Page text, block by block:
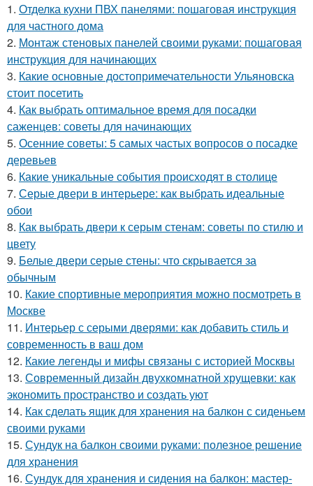
1. Отделка кухни ПВХ панелями: пошаговая инструкция
для частного дома
2. Монтаж стеновых панелей своими руками: пошаговая
инструкция для начинающих
3. Какие основные достопримечательности Ульяновска
стоит посетить
4. Как выбрать оптимальное время для посадки
саженцев: советы для начинающих
5. Осенние советы: 5 самых частых вопросов о посадке
деревьев
6. Какие уникальные события происходят в столице
7. Серые двери в интерьере: как выбрать идеальные
обои
8. Как выбрать двери к серым стенам: советы по стилю и
цвету
9. Белые двери серые стены: что скрывается за
обычным
10. Какие спортивные мероприятия можно посмотреть в
Москве
11. Интерьер с серыми дверями: как добавить стиль и
современность в ваш дом
12. Какие легенды и мифы связаны с историей Москвы
13. Современный дизайн двухкомнатной хрущевки: как
экономить пространство и создать уют
14. Как сделать ящик для хранения на балкон с сиденьем
своими руками
15. Сундук на балкон своими руками: полезное решение
для хранения
16. Сундук для хранения и сидения на балкон: мастер-